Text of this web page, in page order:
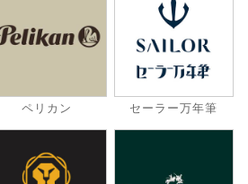
ペリカン セーラー万年筆